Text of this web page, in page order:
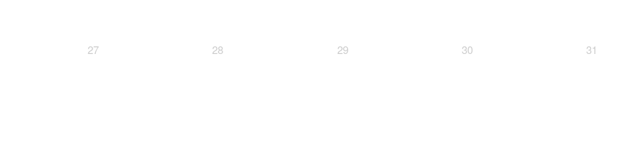
27 28 29 30 31